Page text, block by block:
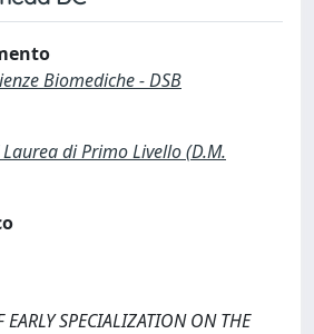
Biomediche - DSB
Laurea di Primo Livello (D.M.
EARLY SPECIALIZATION ON THE